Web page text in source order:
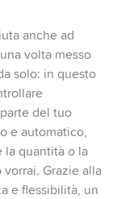
anche ad
volta messo
solo: in questo
del tuo
e automatico,
la quantità o la
Grazie alla
e flessibilità, un